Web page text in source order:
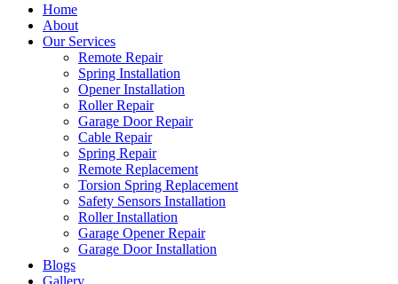
Home
About
Our Services
Remote Repair
Spring Installation
Opener Installation
Roller Repair
Garage Door Repair
Cable Repair
Spring Repair
Remote Replacement
Torsion Spring Replacement
Safety Sensors Installation
Roller Installation
Garage Opener Repair
Garage Door Installation
Blogs
Gallery